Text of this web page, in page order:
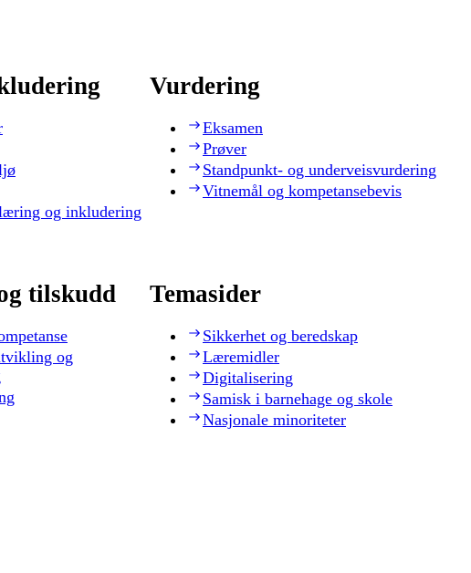
og inkludering
Vurdering
Eksamen
Prøver
Standpunkt- og underveisvurdering
Vitnemål og kompetansebevis
tilskudd
og
Temasider
Sikkerhet og beredskap
Læremidler
Digitalisering
Samisk i barnehage og skole
Nasjonale minoriteter